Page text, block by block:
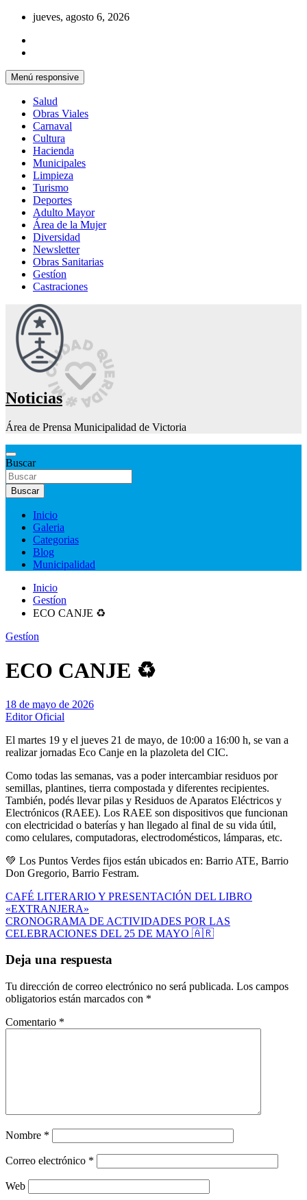
Saltar
contenido
jueves, agosto 6, 2026
Menú responsive
Salud
Obras Viales
Carnaval
Cultura
Hacienda
Municipales
Limpieza
Turismo
Deportes
Adulto Mayor
Área de la Mujer
Diversidad
Newsletter
Obras Sanitarias
Gestíon
Castraciones
Noticias
Área de Prensa Municipalidad de Victoria
Buscar
Buscar
Inicio
Galeria
Categorias
Blog
Municipalidad
Inicio
Gestíon
ECO CANJE ♻️
Gestíon
ECO CANJE ♻️
18 de mayo de 2026
Editor Oficial
El martes 19 y el jueves 21 de mayo, de 10:00 a 16:00 h, se van a
realizar jornadas Eco Canje en la plazoleta del CIC.
Como todas las semanas, vas a poder intercambiar residuos por
semillas, plantines, tierra compostada y diferentes recipientes.
También, podés llevar pilas y Residuos de Aparatos Eléctricos y
Electrónicos (RAEE). Los RAEE son dispositivos que funcionan
con electricidad o baterías y han llegado al final de su vida útil,
como celulares, computadoras, electrodomésticos, lámparas, etc.
💚 Los Puntos Verdes fijos están ubicados en: Barrio ATE, Barrio
Don Gregorio, Barrio Festram.
Navegación
de
entradas
CAFÉ LITERARIO Y PRESENTACIÓN DEL LIBRO
«EXTRANJERA»
CRONOGRAMA DE ACTIVIDADES POR LAS
CELEBRACIONES DEL 25 DE MAYO 🇦🇷
Deja una respuesta
Tu dirección de correo electrónico no será publicada. Los campos
obligatorios están marcados con *
Comentario *
Nombre *
Correo electrónico *
Web